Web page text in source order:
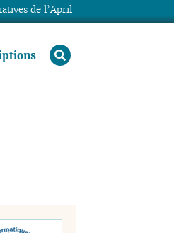
rechercher
de l’April